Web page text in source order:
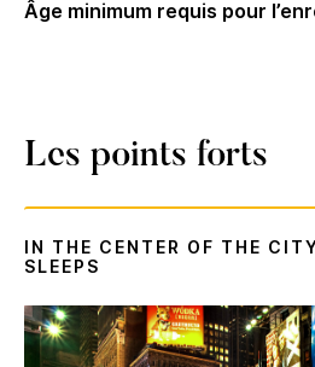
Âge minimum requis pour
Les points forts